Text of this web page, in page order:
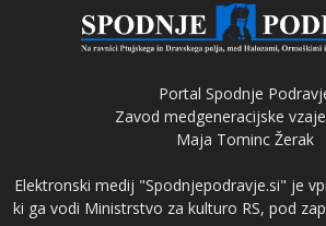
Portal Spodnje
Zavod medgeneracijske
Maja Tominc Žerak
Elektronski medij "Spodnjepodravje.si" je
ki ga vodi Ministrstvo za kulturo RS, pod